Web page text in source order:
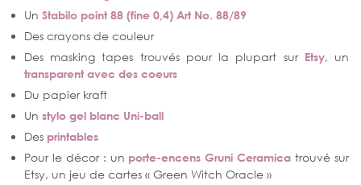
Un Stabilo point 88 (fine 0,4) Art No. 88/89
Des crayons de couleur
Des masking tapes trouvés pour la plupart sur Etsy, un
transparent avec des coeurs
Du papier kraft
Un stylo gel blanc Uni-ball
Des printables
Pour le décor : un porte-encens Gruni Ceramica trouvé sur
Etsy, un jeu de cartes « Green Witch Oracle »